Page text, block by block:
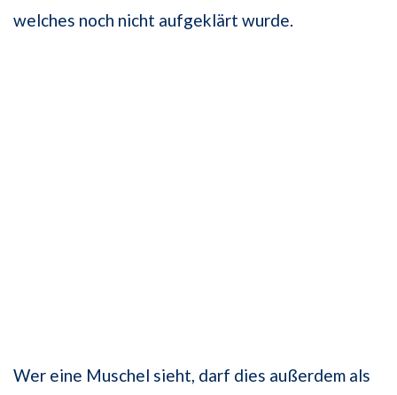
welches noch nicht aufgeklärt wurde.
Wer eine Muschel sieht, darf dies außerdem als